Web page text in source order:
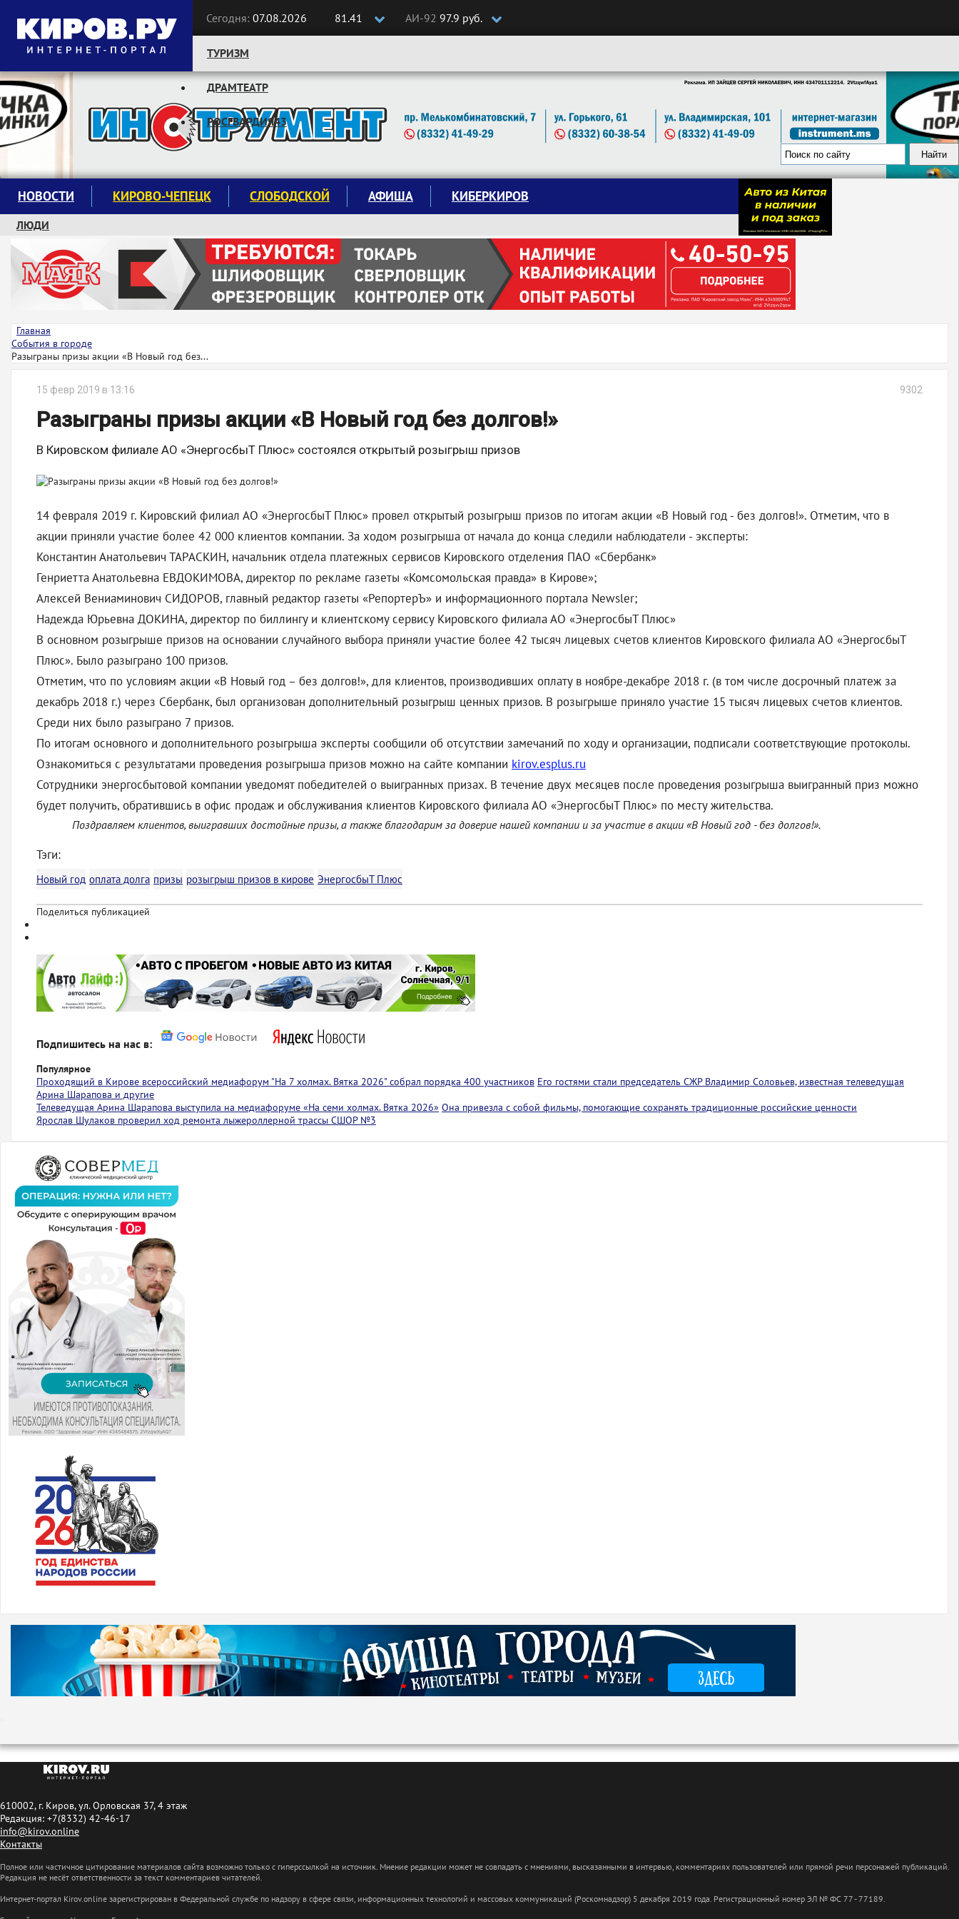
Сегодня: 07.08.2026 81.41 АИ-92 97.9 руб.
Следите за новостями:
ТУРИЗМ
ДРАМТЕАТР
РОСГВАРДИЯ43
НОВОСТИ КИРОВО-ЧЕПЕЦК СЛОБОДСКОЙ АФИША КИБЕРКИРОВ
ЛЮДИ
КРУЖКИ И СЕКЦИИ
ЗАВОДУ "МАЯК" 85 ЛЕТ
ЭКОЛОГИЯ
Главная
События в городе
Разыграны призы акции «В Новый год без...
15 февр 2019 в 13:16 9302
Разыграны призы акции «В Новый год без долгов!»
В Кировском филиале АО «ЭнергосбыТ Плюс» состоялся открытый розыгрыш призов
14 февраля 2019 г. Кировский филиал АО «ЭнергосбыТ Плюс» провел открытый розыгрыш призов по итогам акции «В Новый год - без долгов!». Отметим, что в
акции приняли участие более 42 000 клиентов компании. За ходом розыгрыша от начала до конца следили наблюдатели - эксперты:
Константин Анатольевич ТАРАСКИН, начальник отдела платежных сервисов Кировского отделения ПАО «Сбербанк»
Генриетта Анатольевна ЕВДОКИМОВА, директор по рекламе газеты «Комсомольская правда» в Кирове»;
Алексей Вениаминович СИДОРОВ, главный редактор газеты «РепортерЪ» и информационного портала Newsler;
Надежда Юрьевна ДОКИНА, директор по биллингу и клиентскому сервису Кировского филиала АО «ЭнергосбыТ Плюс»
В основном розыгрыше призов на основании случайного выбора приняли участие более 42 тысяч лицевых счетов клиентов Кировского филиала АО «ЭнергосбыТ
Плюс». Было разыграно 100 призов.
Отметим, что по условиям акции «В Новый год – без долгов!», для клиентов, производивших оплату в ноябре-декабре 2018 г. (в том числе досрочный платеж за
декабрь 2018 г.) через Сбербанк, был организован дополнительный розыгрыш ценных призов. В розыгрыше приняло участие 15 тысяч лицевых счетов клиентов.
Среди них было разыграно 7 призов.
По итогам основного и дополнительного розыгрыша эксперты сообщили об отсутствии замечаний по ходу и организации, подписали соответствующие протоколы.
Ознакомиться с результатами проведения розыгрыша призов можно на сайте компании kirov.esplus.ru
Сотрудники энергосбытовой компании уведомят победителей о выигранных призах. В течение двух месяцев после проведения розыгрыша выигранный приз можно
будет получить, обратившись в офис продаж и обслуживания клиентов Кировского филиала АО «ЭнергосбыТ Плюс» по месту жительства.
Поздравляем клиентов, выигравших достойные призы, а также благодарим за доверие нашей компании и за участие в акции «В Новый год - без долгов!».
Тэги:
Новый год оплата долга призы розыгрыш призов в кирове ЭнергосбыТ Плюс
Поделиться публикацией
Подпишитесь на нас в:
Популярное
Проходящий в Кирове всероссийский медиафорум "На 7 холмах. Вятка 2026" собрал порядка 400 участников Его гостями стали председатель СЖР Владимир Соловьев, известная телеведущая
Арина Шарапова и другие
Телеведущая Арина Шарапова выступила на медиафоруме «На семи холмах. Вятка 2026» Она привезла с собой фильмы, помогающие сохранять традиционные российские ценности
Ярослав Шулаков проверил ход ремонта лыжероллерной трассы СШОР №3
610002, г. Киров, ул. Орловская 37, 4 этаж
Редакция: +7(8332) 42-46-17
info@kirov.online
Контакты
Полное или частичное цитирование материалов сайта возможно только с гиперссылкой на источник. Мнение редакции может не совпадать с мнениями, высказанными в интервью, комментариях пользователей или прямой речи персонажей публикаций.
Редакция не несёт ответственности за текст комментариев читателей.
Интернет-портал Kirov.online зарегистрирован в Федеральной службе по надзору в сфере связи, информационных технологий и массовых коммуникаций (Роскомнадзор) 5 декабря 2019 года. Регистрационный номер ЭЛ № ФС 77 - 77189.